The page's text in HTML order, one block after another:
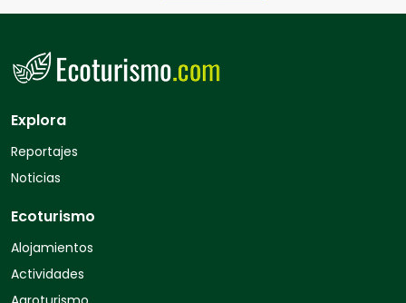
Explora
Reportajes
Noticias
Ecoturismo
Alojamientos
Actividades